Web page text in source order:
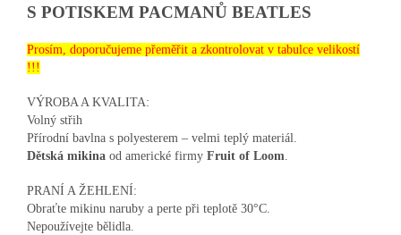
S POTISKEM PACMANŮ BEATLES
Prosím, doporučujeme přeměřit a zkontrolovat v tabulce velikostí
!!!
VÝROBA A KVALITA:
Volný střih
Přírodní bavlna s polyesterem – velmi teplý materiál.
Dětská mikina od americké firmy Fruit of Loom.
PRANÍ A ŽEHLENÍ:
Obraťte mikinu naruby a perte při teplotě 30°C.
Nepoužívejte bělidla.